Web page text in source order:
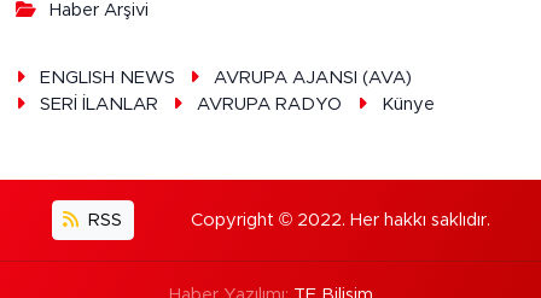
Haber Arşivi
ENGLISH NEWS
AVRUPA AJANSI (AVA)
SERİ İLANLAR
AVRUPA RADYO Künye
RSS Copyright © 2022. Her hakkı saklıdır.